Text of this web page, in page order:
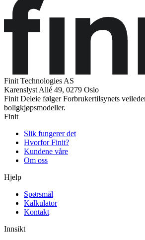
Finit Technologies AS
Karenslyst Allé 49, 0279 Oslo
Finit Deleie følger Forbrukertilsynets
boligkjøpsmodeller.
Finit
Slik fungerer det
Hvorfor Finit?
Kundene våre
Om oss
Hjelp
Spørsmål
Kalkulator
Kontakt
Innsikt